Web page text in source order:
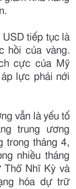
USD tiếp tục là
hồi của vàng.
cực của Mỹ
lực phải nới
vẫn là yếu tố
trung ương
trong tháng 4,
nhiều tháng
Thổ Nhĩ Kỳ và
hóa dự trữ